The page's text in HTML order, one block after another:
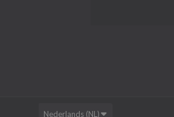
Nederlands (NL)